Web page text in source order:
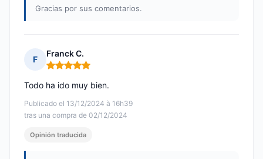
Gracias por sus comentarios.
F
Franck C.
Nota: 5 de 5
Publicado el 13/12/2024 à 16h39
tras una compra de 02/12/2024
Todo ha ido muy bien.
Opinión traducida